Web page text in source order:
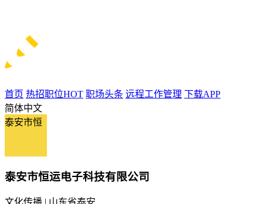
首页 热招职位HOT 职场头条 远程工作管理 下载APP
简体中文
泰安市恒
泰安市恒运电子科技有限公司